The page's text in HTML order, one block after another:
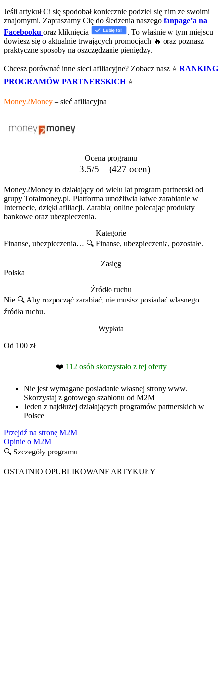
Jeśli artykuł Ci się spodobał koniecznie podziel się nim ze swoimi
znajomymi. Zapraszamy Cię do śledzenia naszego fanpage’a na
Facebooku oraz kliknięcia
. To właśnie w tym miejscu
dowiesz się o aktualnie trwających promocjach 🔥 oraz poznasz
praktyczne sposoby na oszczędzanie pieniędzy.
Chcesz porównać inne sieci afiliacyjne? Zobacz nasz ⭐ RANKING
PROGRAMÓW PARTNERSKICH ⭐
Money2Money – sieć afiliacyjna
Ocena programu
3.5/5 – (427 ocen)
Money2Money to działający od wielu lat program partnerski od
grupy Totalmoney.pl. Platforma umożliwia łatwe zarabianie w
Internecie, dzięki afiliacji. Zarabiaj online polecając produkty
bankowe oraz ubezpieczenia.
Kategorie
Finanse, ubezpieczenia… 🔍 Finanse, ubezpieczenia, pozostałe.
Zasięg
Polska
Źródło ruchu
Nie 🔍 Aby rozpocząć zarabiać, nie musisz posiadać własnego
źródła ruchu.
Wypłata
Od 100 zł
❤️ 112 osób skorzystało z tej oferty
Nie jest wymagane posiadanie własnej strony www.
Skorzystaj z gotowego szablonu od M2M
Jeden z najdłużej działających programów partnerskich w
Polsce
Przejdź na stronę M2M
Opinie o M2M
🔍 Szczegóły programu
OSTATNIO OPUBLIKOWANE ARTYKUŁY